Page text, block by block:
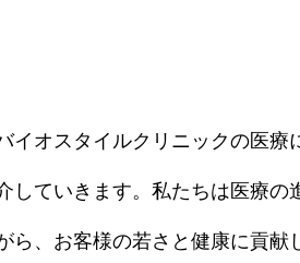
進予防医療
予防医療
生医療の安全性を見極める ―
術の先にある14のチェックポイ
イオスタイルクリニックの医療
していきます。私たちは医療の
ら、お客様の若さと健康に貢献